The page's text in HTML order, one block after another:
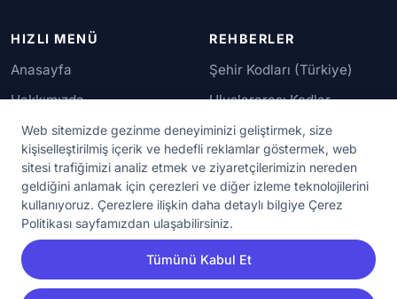
Web sitemizde gezinme deneyiminizi geliştirmek, size
kişiselleştirilmiş içerik ve hedefli reklamlar göstermek, web
sitesi trafiğimizi analiz etmek ve ziyaretçilerimizin nereden
geldiğini anlamak için çerezleri ve diğer izleme teknolojilerini
kullanıyoruz. Çerezlere ilişkin daha detaylı bilgiye Çerez
Politikası sayfamızdan ulaşabilirsiniz.
Tümünü Kabul Et
HIZLI MENÜ
Anasayfa
Hakkımızda
İletişim
REHBERLER
Şehir Kodları (Türkiye)
Uluslararası Kodlar
Güvenilir Numaralar
YASAL KORUMA
Kullanım Koşulları
Gizlilik Sözleşmesi
KVKK Aydınlatma Metni